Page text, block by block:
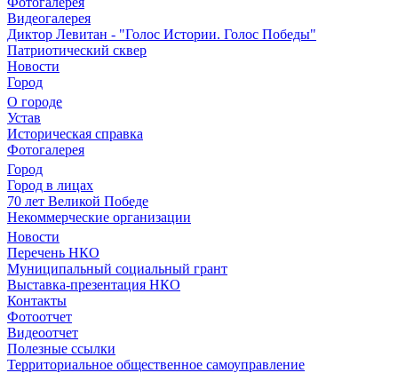
Видеогалерея
Диктор Левитан - "Голос Истории. Голос Победы"
Патриотический сквер
Новости
Город
О городе
Устав
Историческая справка
Фотогалерея
Город
Город в лицах
70 лет Великой Победе
Некоммерческие организации
Новости
Перечень НКО
Муниципальный социальный грант
Выставка-презентация НКО
Контакты
Фотоотчет
Видеоотчет
Полезные ссылки
Территориальное общественное самоуправление